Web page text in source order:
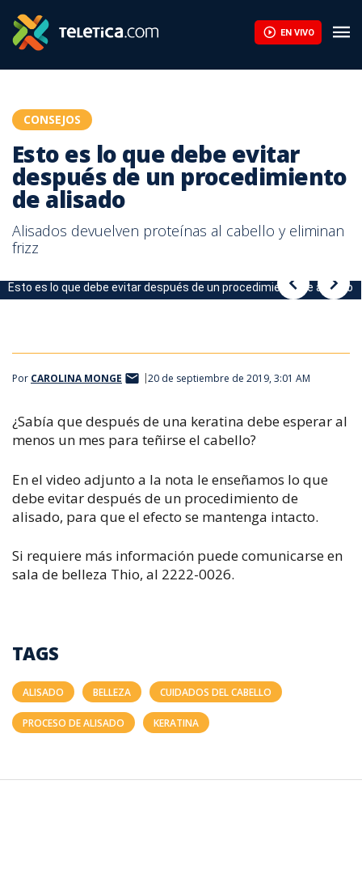
EN VIVO
CONSEJOS
Esto es lo que debe evitar
después de un procedimiento
de alisado
Alisados devuelven proteínas al cabello y eliminan
frizz
Esto es lo que debe evitar después de un procedimiento de alisado
Esto es lo que debe evitar después de un procedimiento de alisado
Por CAROLINA MONGE 20 de septiembre de 2019, 3:01 AM
¿Sabía que después de una keratina debe esperar al
menos un mes para teñirse el cabello?
En el video adjunto a la nota le enseñamos lo que
debe evitar después de un procedimiento de
alisado, para que el efecto se mantenga intacto.
Si requiere más información puede comunicarse en
sala de belleza Thio, al 2222-0026.
TAGS
ALISADO BELLEZA CUIDADOS DEL CABELLO
PROCESO DE ALISADO KERATINA